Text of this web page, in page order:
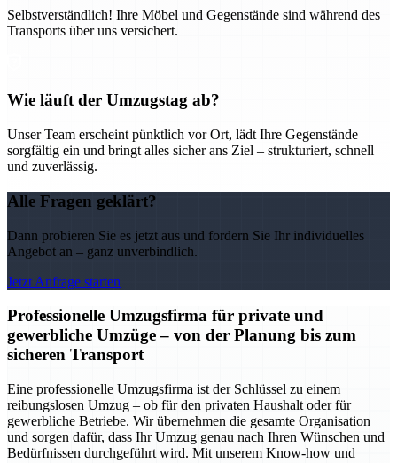
Selbstverständlich! Ihre Möbel und Gegenstände sind während des
Transports über uns versichert.
Wie läuft der Umzugstag ab?
Unser Team erscheint pünktlich vor Ort, lädt Ihre Gegenstände
sorgfältig ein und bringt alles sicher ans Ziel – strukturiert, schnell
und zuverlässig.
Alle Fragen geklärt?
Dann probieren Sie es jetzt aus und fordern Sie Ihr individuelles
Angebot an – ganz unverbindlich.
Jetzt Anfrage starten
Professionelle Umzugsfirma für private und
gewerbliche Umzüge – von der Planung bis zum
sicheren Transport
Eine professionelle Umzugsfirma ist der Schlüssel zu einem
reibungslosen Umzug – ob für den privaten Haushalt oder für
gewerbliche Betriebe. Wir übernehmen die gesamte Organisation
und sorgen dafür, dass Ihr Umzug genau nach Ihren Wünschen und
Bedürfnissen durchgeführt wird. Mit unserem Know-how und